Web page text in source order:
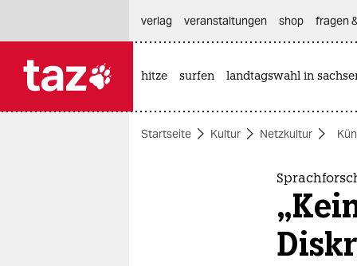
themen
verlag
veranstaltungen shop fragen
hitze surfen landtagswahl in
Startseite Kultur Netzkultur